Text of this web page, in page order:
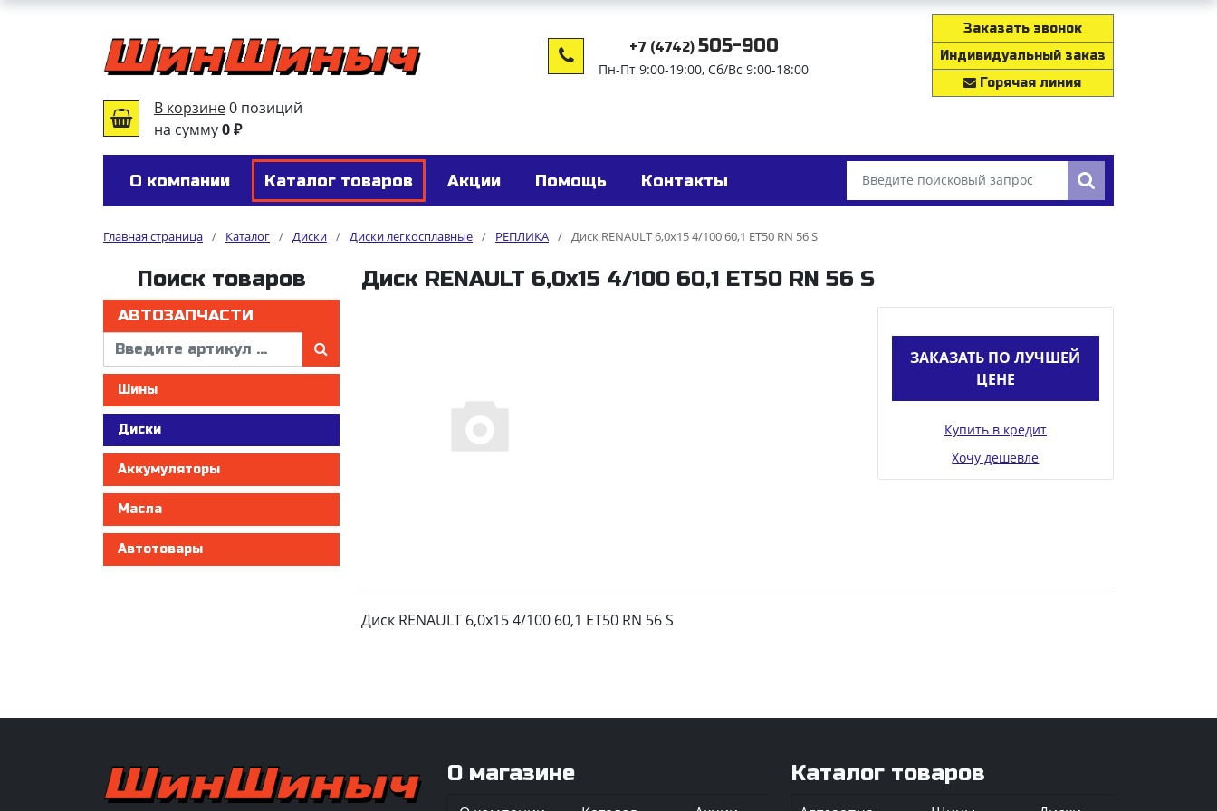
В корзине0 позиций
на сумму0 ₽
+7 (4742) 505-900
Пн-Пт 9:00-19:00, Сб/Вс 9:00-18:00
Заказать звонок
Индивидуальный заказ
Горячая линия
О компании Каталог товаров Акции Помощь Контакты
Главная страница / Каталог / Диски / Диски легкосплавные / РЕПЛИКА / Диск RENAULT 6,0x15 4/100 60,1 ET50 RN 56 S
Поиск товаров
АВТОЗАПЧАСТИ
Шины
Диски
Аккумуляторы
Масла
Автотовары
Диск RENAULT 6,0x15 4/100 60,1 ET50 RN 56 S
ЗАКАЗАТЬ ПО ЛУЧШЕЙ
ЦЕНЕ
Купить в кредит
Хочу дешевле
Диск RENAULT 6,0x15 4/100 60,1 ET50 RN 56 S
О магазине Каталог товаров